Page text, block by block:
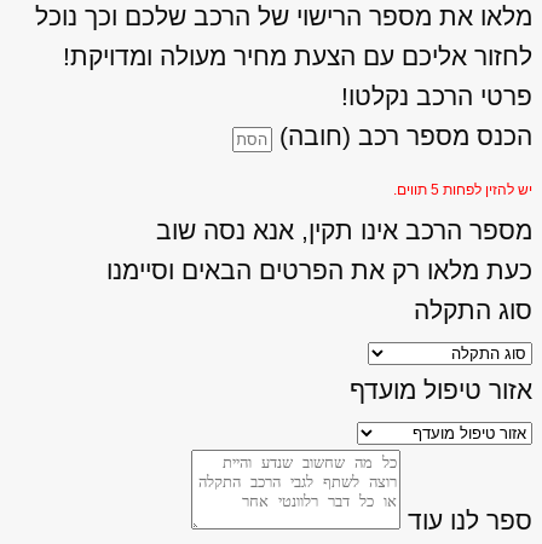
מלאו את מספר הרישוי של הרכב שלכם וכך נוכל
לחזור אליכם עם הצעת מחיר מעולה ומדויקת!
פרטי הרכב נקלטו!
הכנס מספר רכב (חובה)
יש להזין לפחות 5 תווים.
מספר הרכב אינו תקין, אנא נסה שוב
כעת מלאו רק את הפרטים הבאים וסיימנו
סוג התקלה
אזור טיפול מועדף
ספר לנו עוד